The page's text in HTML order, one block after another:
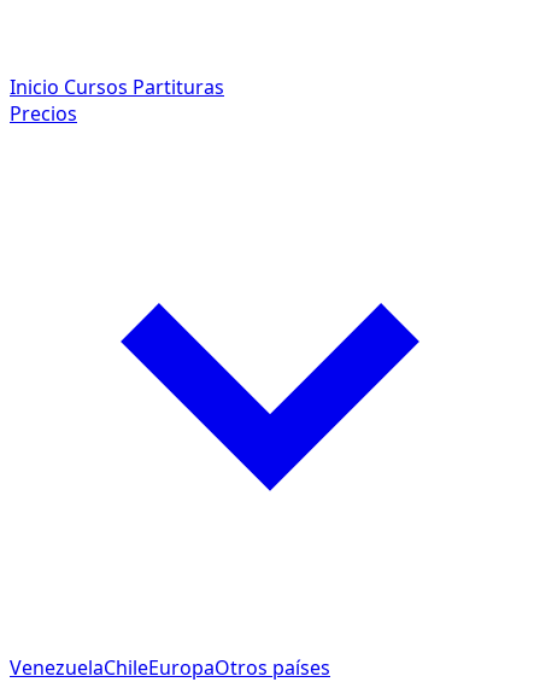
Inicio Cursos Partituras
Precios
VenezuelaChileEuropaOtros países